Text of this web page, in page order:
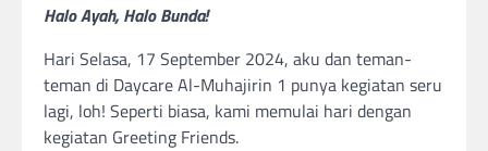
Halo Ayah, Halo Bunda!
Hari Selasa, 17 September 2024, aku dan teman-
teman di Daycare Al-Muhajirin 1 punya kegiatan seru
lagi, loh! Seperti biasa, kami memulai hari dengan
kegiatan Greeting Friends.